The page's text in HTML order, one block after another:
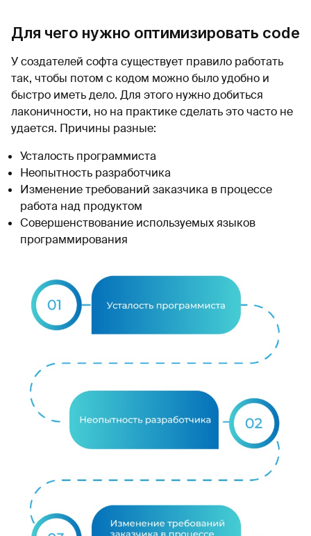
Для чего нужно оптимизировать code
У создателей софта существует правило работать
так, чтобы потом с кодом можно было удобно и
быстро иметь дело. Для этого нужно добиться
лаконичности, но на практике сделать это часто не
удается. Причины разные:
Усталость программиста
Неопытность разработчика
Изменение требований заказчика в процессе
работа над продуктом
Совершенствование используемых языков
программирования